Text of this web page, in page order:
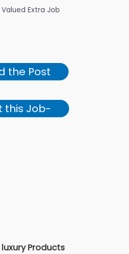
Extra Job
the Post
this Job-
Products